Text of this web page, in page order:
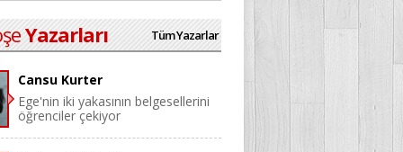
Yazarları Tüm Yazarlar
Cansu Kurter
Ege'nin iki yakasının belgesellerini
öğrenciler çekiyor